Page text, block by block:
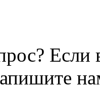
Если